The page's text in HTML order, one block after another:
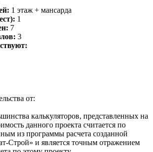
1 этаж + мансарда
1
7
3
от:
калькуляторов, представленных на
данного проекта считается по
из программы расчета созданной
Строй» и является точным отражением